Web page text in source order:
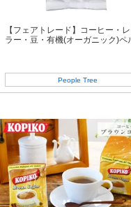
【フェアトレード】コーヒー・
ラー・豆・有機(オーガニック)ペ
People Tree